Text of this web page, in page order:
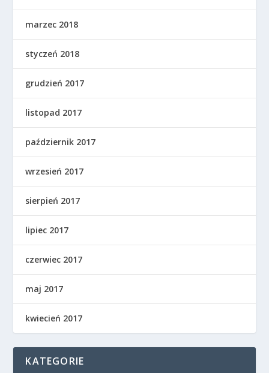
marzec 2018
styczeń 2018
grudzień 2017
listopad 2017
październik 2017
wrzesień 2017
sierpień 2017
lipiec 2017
czerwiec 2017
maj 2017
kwiecień 2017
KATEGORIE